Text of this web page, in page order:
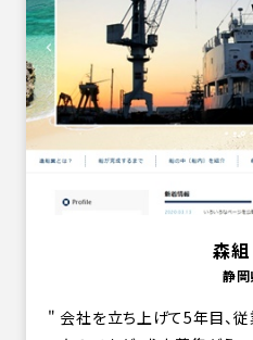
森
静岡
会社を立ち上げて5年目、